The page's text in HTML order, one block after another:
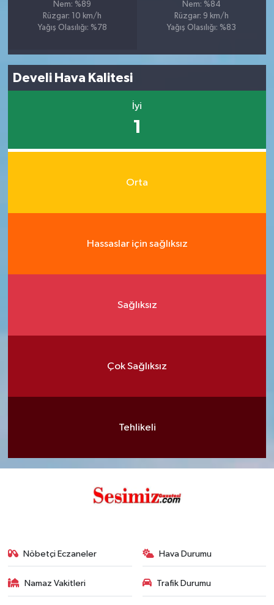
Nem: %89
Rüzgar: 10 km/h
Yağış Olasılığı: %78
Nem: %84
Rüzgar: 9 km/h
Yağış Olasılığı: %83
Develi Hava Kalitesi
İyi
1
Orta
Hassaslar için sağlıksız
Sağlıksız
Çok Sağlıksız
Tehlikeli
Nöbetçi Eczaneler Hava Durumu
Namaz Vakitleri Trafik Durumu